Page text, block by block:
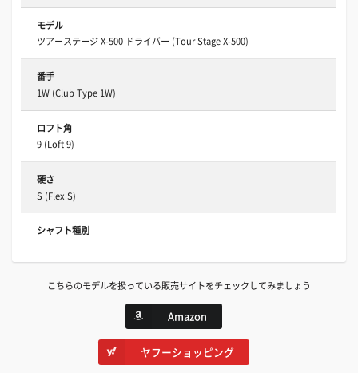
モデル
ツアーステージ X-500 ドライバー (Tour Stage X-500)
番手
1W (Club Type 1W)
ロフト角
9 (Loft 9)
硬さ
S (Flex S)
シャフト種別
こちらのモデルを扱っている販売サイトをチェックしてみましょう
Amazon
ヤフーショッピング